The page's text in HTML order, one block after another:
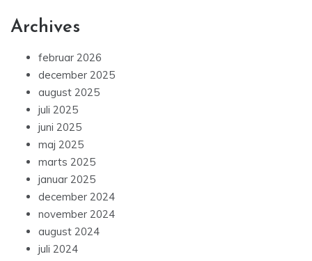
marts 2025
december 2024
november 2024
august 2024
juli 2024
maj 2024
marts 2024
december 2023
november 2023
september 2023
februar 2023
januar 2023
december 2022